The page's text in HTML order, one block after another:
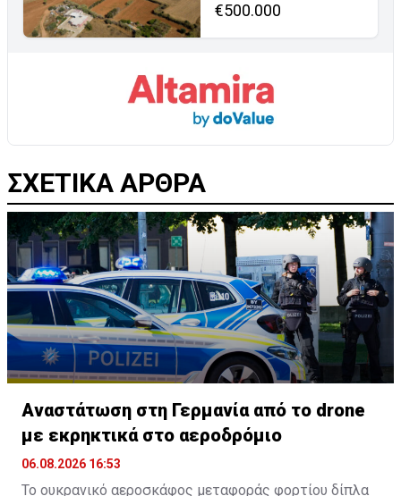
€500.000
ΣΧΕΤΙΚΑ ΑΡΘΡΑ
Αναστάτωση στη Γερμανία από το drone
με εκρηκτικά στο αεροδρόμιο
06.08.2026 16:53
Το ουκρανικό αεροσκάφος μεταφοράς φορτίου δίπλα